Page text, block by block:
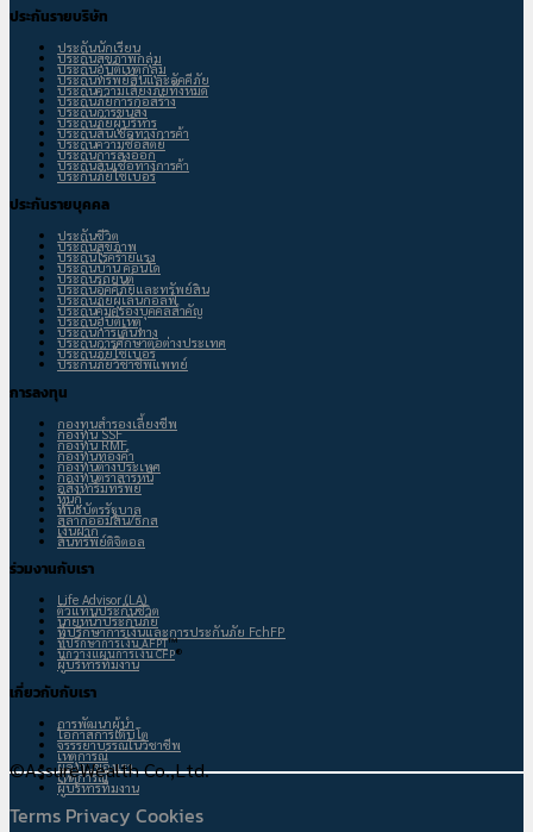
ประกันรายบริษัท
ประกันนักเรียน
ประกันสุขภาพกลุ่ม
ประกันอุบัติเหตุกลุ่ม
ประกันทรัพย์สินและอัคคีภัย
ประกันความเสี่ยงภัยทั้งหมด
ประกันภัยการก่อสร้าง
ประกันการขนส่ง
ประกันภัยผู้บริหาร
ประกันสินเชื่อทางการค้า
ประกันความซื่อสัตย์
ประกันการส่งออก
ประกันสินเชื่อทางการค้า
ประกันภัยไซเบอร์
ประกันรายบุคคล
ประกันชีวิต
ประกันสุขภาพ
ประกันโรคร้ายแรง
ประกันบ้าน คอนโด
ประกันรถยนต์
ประกันอัคคีภัยและทรัพย์สิน
ประกันภัยผู้เล่นกอลฟ์
ประกันคุ้มครองบุคคลสำคัญ
ประกันอุบัติเหตุ
ประกันการเดินทาง
ประกันการศึกษาต่อต่างประเทศ
ประกันภัยไซเบอร์
ประกันภัยวิชาชีพแพทย์
การลงทุน
กองทุนสำรองเลี้ยงชีพ
กองทุน SSF
กองทุน RMF
กองทุนทองคำ
กองทุนต่างประเทศ
กองทุนตราสารหนี้
อสังหาริมทรัพย์
หุ้นกู้
พันธบัตรรัฐบาล
สลากออมสิน/ธกส
เงินฝาก
สินทรัพย์ดิจิตอล
ร่วมงานกับเรา
Life Advisor (LA)
ตัวแทนประกันชีวิต
นายหน้าประกันภัย
ที่ปรึกษาการเงินและการประกันภัย FchFP
ที่ปรึกษาการเงิน AFPT™
นักวางแผนการเงิน CFP®
ผู้บริหารทีมงาน
เกี่ยวกับกับเรา
การพัฒนาผู้นำ
โอกาสการเติบโต
จรรรยาบรรณในวิชาชีพ
เหตุการณ์
ผลงานของเรา
เหตุการณ์
ผู้บริหารทีมงาน
©AssureWealth Co.,Ltd.
Terms Privacy Cookies